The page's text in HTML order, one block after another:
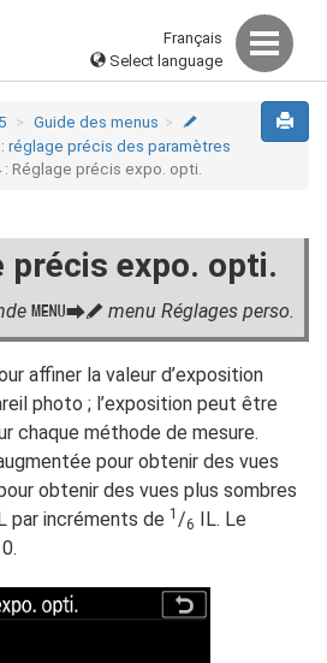
Français
Select language
Guide des menus A
réglage précis des paramètres
: Réglage précis expo. opti.
précis expo. opti.
GUA menu Réglages perso.
affiner la valeur d’exposition
photo ; l’exposition peut être
chaque méthode de mesure.
pour obtenir des vues
obtenir des vues plus sombres
par incréments de 1 /6 IL. Le